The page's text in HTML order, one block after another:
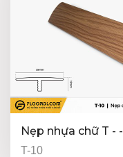
Nẹp nhựa chữ T - -
12mm
T-10